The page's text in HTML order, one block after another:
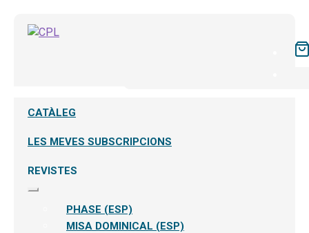
CATÀLEG
LES MEVES SUBSCRIPCIONS
REVISTES
Expandeix
secundari
PHASE (ESP)
MISA DOMINICAL (ESP)